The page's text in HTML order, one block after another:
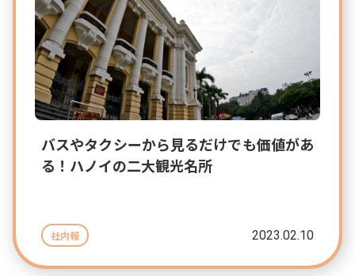
バスやタクシーから見るだけでも価値があ
る！ハノイの二大観光名所
社内報 2023.02.10